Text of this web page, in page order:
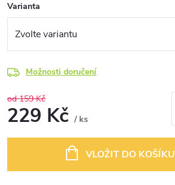
Varianta
Možnosti doručení
od 159 Kč
229 Kč / ks
VLOŽIT DO KOŠÍKU